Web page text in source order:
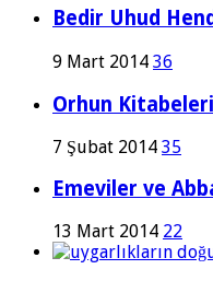
Bedir Uhud
9 Mart 2014 36
Orhun
7 Şubat 2014 35
Emeviler ve
13 Mart 2014 22